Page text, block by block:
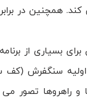
همچنین در
بسیاری از
اولیه سنگفرش
و راهروها تصور